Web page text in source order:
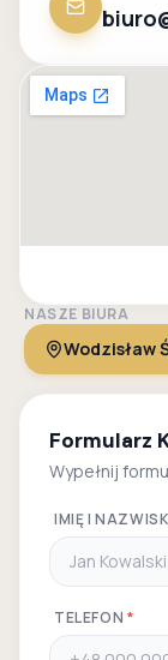
NASZE BIURA
Wodzisław
Formularz
Wypełnij
IMIĘ I
TELEFON *